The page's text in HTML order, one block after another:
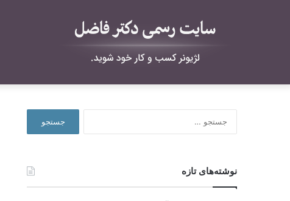
نوشته‌های تازه